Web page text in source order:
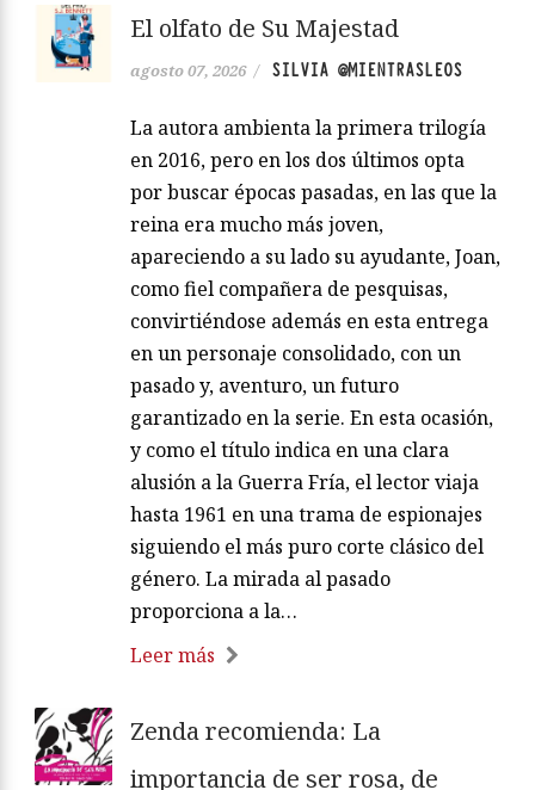
El olfato de Su Majestad
agosto 07, 2026 / SILVIA @MIENTRASLEOS
La autora ambienta la primera trilogía
en 2016, pero en los dos últimos opta
por buscar épocas pasadas, en las que la
reina era mucho más joven,
apareciendo a su lado su ayudante, Joan,
como fiel compañera de pesquisas,
convirtiéndose además en esta entrega
en un personaje consolidado, con un
pasado y, aventuro, un futuro
garantizado en la serie. En esta ocasión,
y como el título indica en una clara
alusión a la Guerra Fría, el lector viaja
hasta 1961 en una trama de espionajes
siguiendo el más puro corte clásico del
género. La mirada al pasado
proporciona a la…
Leer más
Zenda recomienda: La
importancia de ser rosa, de